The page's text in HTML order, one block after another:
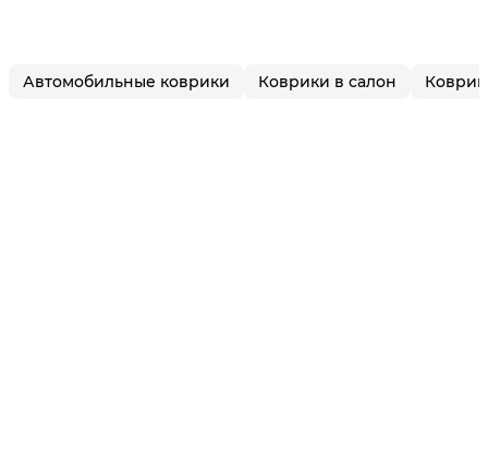
Автомобильные коврики Коврики в салон